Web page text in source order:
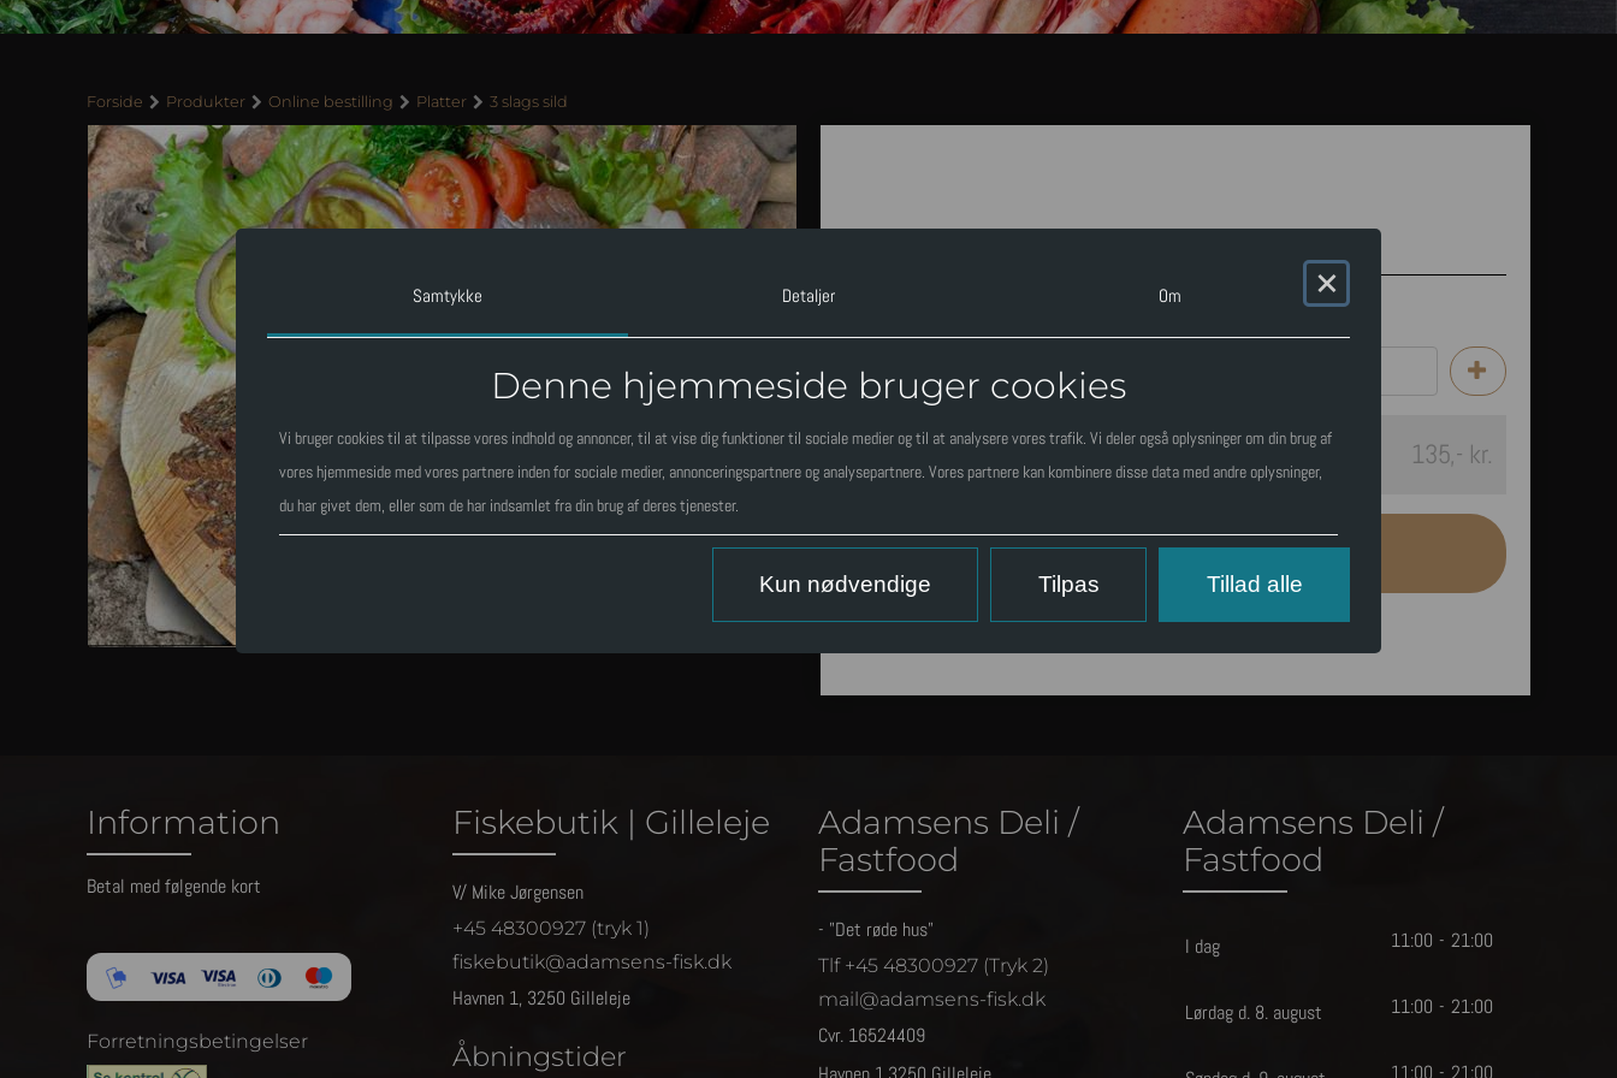
Forside Produkter Online bestilling Platter 3 slags sild
Total 135,- kr.
LÆG I KURV
Information
Betal med følgende kort
Forretningsbetingelser
Fiskebutik | Gilleleje
V/ Mike Jørgensen
+45 48300927 (tryk 1)
fiskebutik@adamsens-fisk.dk
Havnen 1, 3250 Gilleleje
Åbningstider
Adamsens Deli /
Fastfood
- "Det røde hus"
Tlf +45 48300927 (Tryk 2)
mail@adamsens-fisk.dk
Cvr. 16524409
Adamsens Deli /
Fastfood
I dag 11:00 - 21:00
Lørdag d. 8. august 11:00 - 21:00
11:00 - 21:00
×
Samtykke Detaljer Om
Denne hjemmeside bruger cookies
Vi bruger cookies til at tilpasse vores indhold og annoncer, til at vise dig funktioner til sociale medier og til at analysere vores trafik. Vi deler også oplysninger om din brug af
vores hjemmeside med vores partnere inden for sociale medier, annonceringspartnere og analysepartnere. Vores partnere kan kombinere disse data med andre oplysninger,
du har givet dem, eller som de har indsamlet fra din brug af deres tjenester.
Kun nødvendige Tilpas Tillad alle